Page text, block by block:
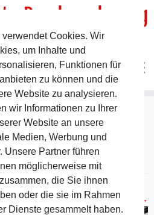
um Pommelsbrunn
» 2017-11-05 19.13.11
Nächstes →
Cookies. Wir
um Inhalte und
Funktionen für
zu können und die
Website zu analysieren.
wir Informationen zu Ihrer
Website an unsere
Medien, Werbung und
Unsere Partner führen
möglicherweise mit
die Sie ihnen
oder die sie im Rahmen
Dienste gesammelt haben.